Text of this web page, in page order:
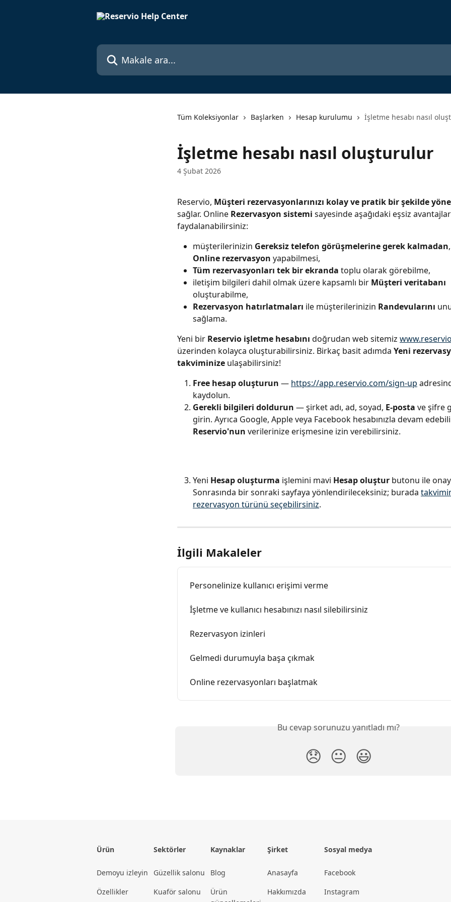
Makale ara...
Tüm Koleksiyonlar Başlarken Hesap kurulumu İşletme hesabı nasıl
İşletme hesabı nasıl oluşturulur
4 Şubat 2026
Reservio, Müşteri rezervasyonlarınızı kolay ve pratik bir şekilde
sağlar. Online Rezervasyon sistemi sayesinde aşağıdaki eşsiz
faydalanabilirsiniz:
müşterilerinizin Gereksiz telefon görüşmelerine gerek kalmadan
Online rezervasyon yapabilmesi,
Tüm rezervasyonları tek bir ekranda toplu olarak görebilme,
iletişim bilgileri dahil olmak üzere kapsamlı bir Müşteri veritabanı
oluşturabilme,
Rezervasyon hatırlatmaları ile müşterilerinizin Randevularını
sağlama.
Yeni bir Reservio işletme hesabını doğrudan web sitemiz
üzerinden kolayca oluşturabilirsiniz. Birkaç basit adımda Yeni
takviminize ulaşabilirsiniz!
Free hesap oluşturun — https://app.reservio.com/sign-up
kaydolun.
Gerekli bilgileri doldurun — şirket adı, ad, soyad, E-posta ve şifre
girin. Ayrıca Google, Apple veya Facebook hesabınızla devam
Reservio'nun verilerinize erişmesine izin verebilirsiniz.
Yeni Hesap oluşturma işlemini mavi Hesap oluştur butonu ile
Sonrasında bir sonraki sayfaya yönlendirileceksiniz; burada
rezervasyon türünü seçebilirsiniz.
İlgili Makaleler
Personelinize kullanıcı erişimi verme
İşletme ve kullanıcı hesabınızı nasıl silebilirsiniz
Rezervasyon izinleri
Gelmedi durumuyla başa çıkmak
Online rezervasyonları başlatmak
Bu cevap sorunuzu yanıtladı mı?
😞 😐 😃
Ürün
Demoyu izleyin
Özellikler
Sektörler
Güzellik salonu
Kuaför salonu
Kaynaklar
Blog
Ürün
Şirket
Anasayfa
Hakkımızda
Sosyal medya
Facebook
Instagram